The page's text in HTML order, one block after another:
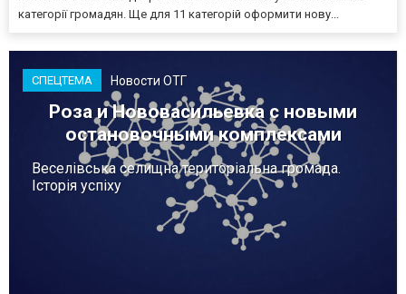
категорії громадян. Ще для 11 категорій оформити нову...
СПЕЦТЕМА Новости ОТГ
Роза и Нововасильевка с новыми
остановочными комплексами
Веселівська селищна територіальна громада.
Історія успіху